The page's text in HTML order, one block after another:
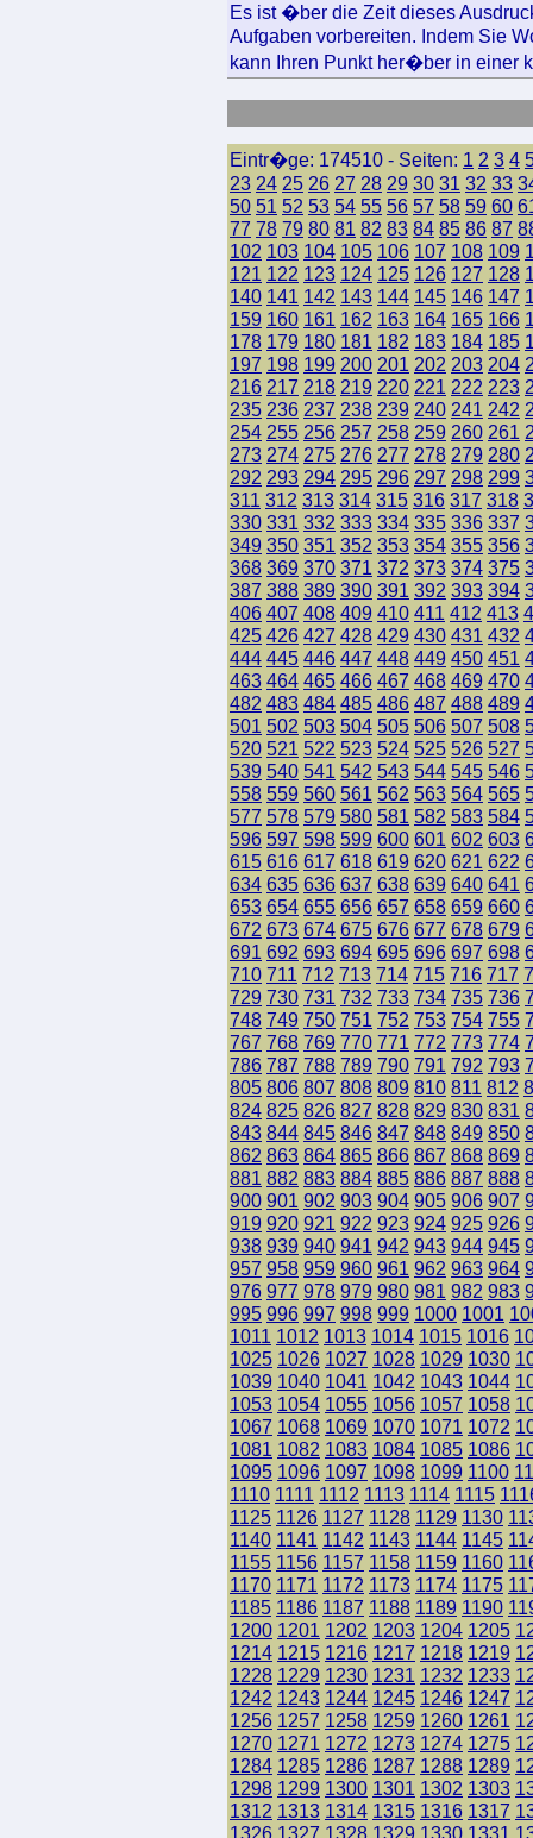
Es ist �ber die Zeit dieses
Aufgaben vorbereiten. Indem Sie
kann Ihren Punkt her�ber in einer
Eintr�ge: 174510 - Seiten: 1 2 3 4
23 24 25 26 27 28 29 30 31 32 33
50 51 52 53 54 55 56 57 58 59 60
77 78 79 80 81 82 83 84 85 86 87
102 103 104 105 106 107 108 109
121 122 123 124 125 126 127 128
140 141 142 143 144 145 146 147
159 160 161 162 163 164 165 166
178 179 180 181 182 183 184 185
197 198 199 200 201 202 203 204
216 217 218 219 220 221 222 223
235 236 237 238 239 240 241 242
254 255 256 257 258 259 260 261
273 274 275 276 277 278 279 280
292 293 294 295 296 297 298 299
311 312 313 314 315 316 317 318
330 331 332 333 334 335 336 337
349 350 351 352 353 354 355 356
368 369 370 371 372 373 374 375
387 388 389 390 391 392 393 394
406 407 408 409 410 411 412 413
425 426 427 428 429 430 431 432
444 445 446 447 448 449 450 451
463 464 465 466 467 468 469 470
482 483 484 485 486 487 488 489
501 502 503 504 505 506 507 508
520 521 522 523 524 525 526 527
539 540 541 542 543 544 545 546
558 559 560 561 562 563 564 565
577 578 579 580 581 582 583 584
596 597 598 599 600 601 602 603
615 616 617 618 619 620 621 622
634 635 636 637 638 639 640 641
653 654 655 656 657 658 659 660
672 673 674 675 676 677 678 679
691 692 693 694 695 696 697 698
710 711 712 713 714 715 716 717
729 730 731 732 733 734 735 736
748 749 750 751 752 753 754 755
767 768 769 770 771 772 773 774
786 787 788 789 790 791 792 793
805 806 807 808 809 810 811 812
824 825 826 827 828 829 830 831
843 844 845 846 847 848 849 850
862 863 864 865 866 867 868 869
881 882 883 884 885 886 887 888
900 901 902 903 904 905 906 907
919 920 921 922 923 924 925 926
938 939 940 941 942 943 944 945
957 958 959 960 961 962 963 964
976 977 978 979 980 981 982 983
995 996 997 998 999 1000 1001
1011 1012 1013 1014 1015 1016
1025 1026 1027 1028 1029 1030
1039 1040 1041 1042 1043 1044
1053 1054 1055 1056 1057 1058
1067 1068 1069 1070 1071 1072
1081 1082 1083 1084 1085 1086
1095 1096 1097 1098 1099 1100
1110 1111 1112 1113 1114 1115
1125 1126 1127 1128 1129 1130
1140 1141 1142 1143 1144 1145
1155 1156 1157 1158 1159 1160
1170 1171 1172 1173 1174 1175
1185 1186 1187 1188 1189 1190
1200 1201 1202 1203 1204 1205
1214 1215 1216 1217 1218 1219
1228 1229 1230 1231 1232 1233
1242 1243 1244 1245 1246 1247
1256 1257 1258 1259 1260 1261
1270 1271 1272 1273 1274 1275
1284 1285 1286 1287 1288 1289
1298 1299 1300 1301 1302 1303
1312 1313 1314 1315 1316 1317
1326 1327 1328 1329 1330 1331